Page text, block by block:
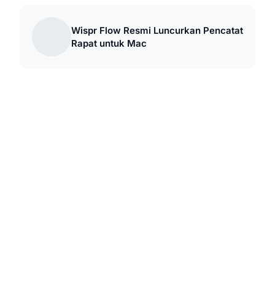
Wispr Flow Resmi Luncurkan Pencatat
Rapat untuk Mac